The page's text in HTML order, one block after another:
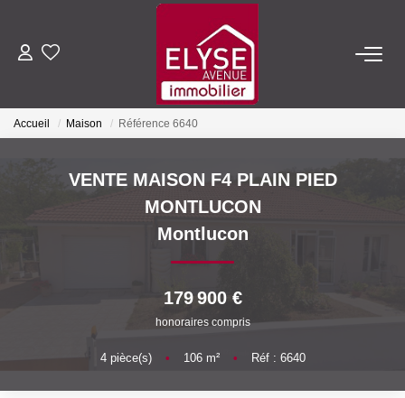
ACHETER
ESTIMER
NOTRE AGENCE
Qui Sommes-Nous
Accueil Maison Référence 6640
VENTE MAISON F4 PLAIN PIED
MONTLUCON
Montlucon
179 900 €
honoraires compris
4pièce(s) • 106m² • Réf : 6640